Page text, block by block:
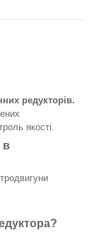
редукторів.
якості.
в